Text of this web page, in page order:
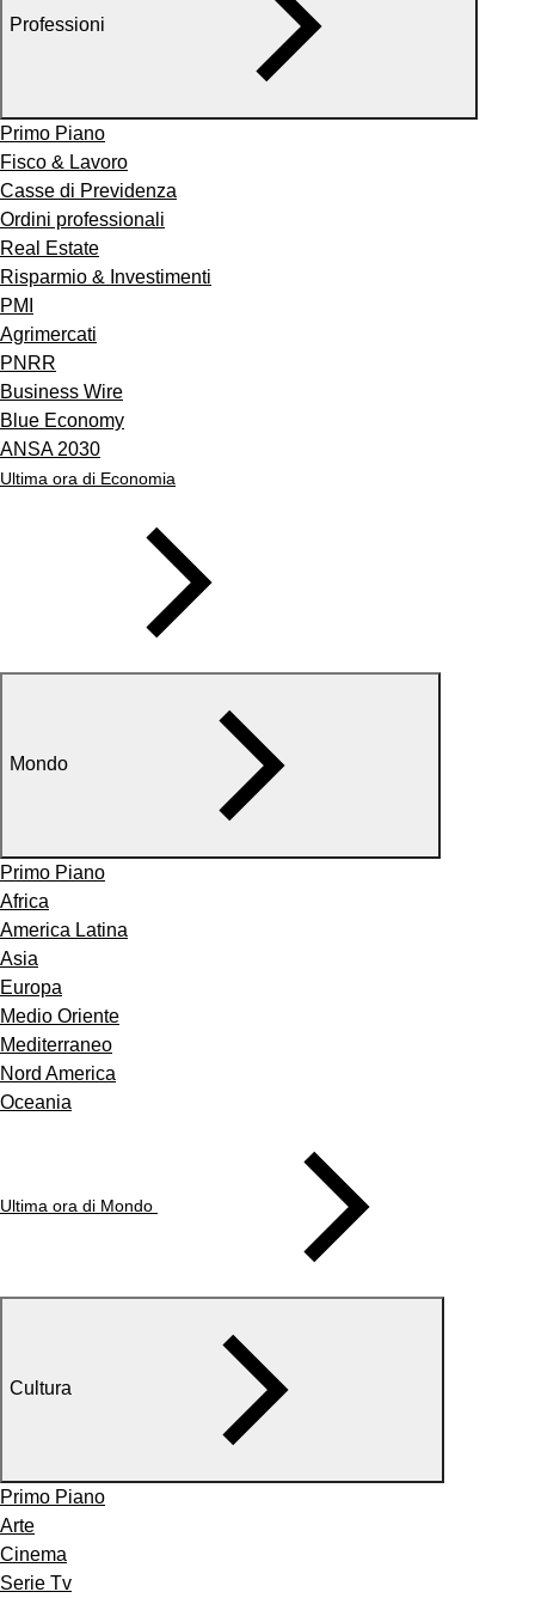
Professioni
Primo Piano
Fisco & Lavoro
Casse di Previdenza
Ordini professionali
Real Estate
Risparmio & Investimenti
PMI
Agrimercati
PNRR
Business Wire
Blue Economy
ANSA 2030
Ultima ora di Economia
Mondo
Primo Piano
Africa
America Latina
Asia
Europa
Medio Oriente
Mediterraneo
Nord America
Oceania
Ultima ora di Mondo
Cultura
Primo Piano
Arte
Cinema
Serie Tv